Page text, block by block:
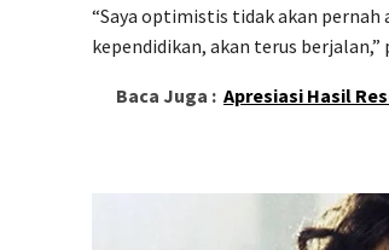
“Saya optimistis tidak akan pernah
kependidikan, akan terus berjalan,”
Baca Juga : Apresiasi Hasil